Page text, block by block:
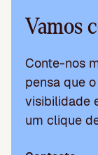
Vamos
Conte-nos
pensa que
visibilidade
um clique